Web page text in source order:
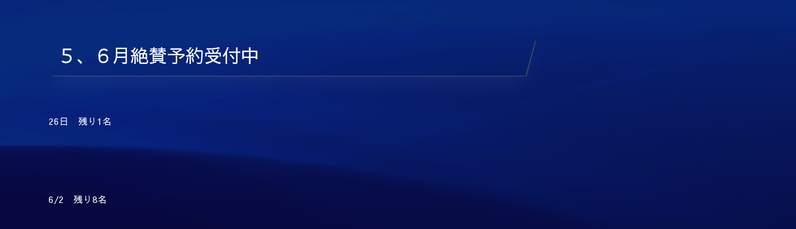
５、６月絶賛予約受付中
26日 残り1名
6/2 残り8名